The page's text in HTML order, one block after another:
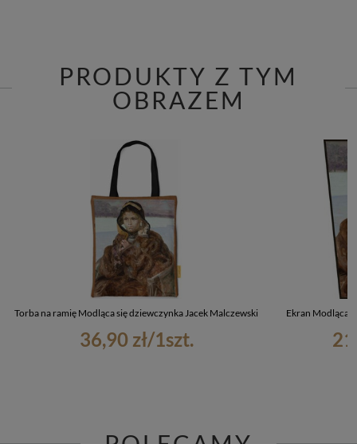
PRODUKTY Z TYM
OBRAZEM
Torba na ramię Modląca się dziewczynka Jacek Malczewski
36,90 zł/1szt.
Ekran Modląca